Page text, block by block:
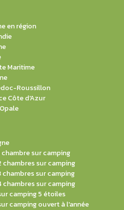
en région
Maritime
Roussillon
Côte d'Azur
sur camping
sur camping
sur camping
sur camping
camping 5 étoiles
camping ouvert à l'année